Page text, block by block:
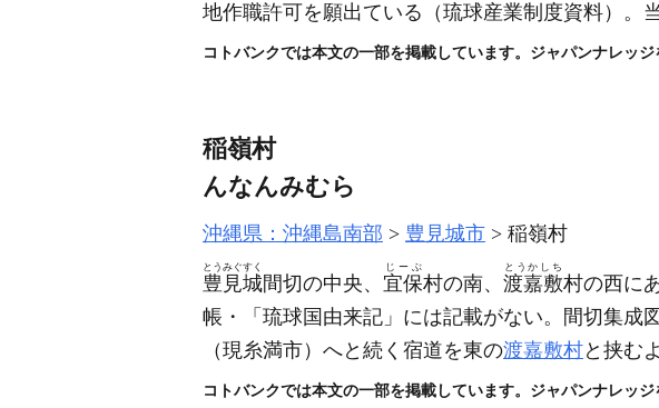
地作職許可を願出ている （琉球産業制度資料） 。
コトバンクでは本文の一部を掲載しています。ジャパンナレッ
稲嶺村
んなんみむら
沖縄県：沖縄島南部 豊見城市 稲嶺村
豊見城
とうみぐすく
間切の中央、 宜保
じーぶ
村の南、 渡嘉敷
とうかしち
村の西に
帳・「琉球国由来記」には記載がない。間切集成
（現糸満市） へと続く宿道を東の渡嘉敷村と挟む
コトバンクでは本文の一部を掲載しています。ジャパンナレッ